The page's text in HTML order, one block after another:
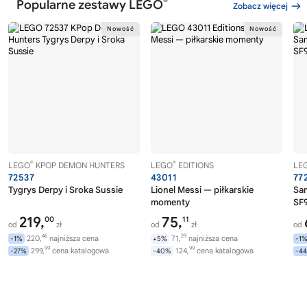
Popularne zestawy LEGO Zobacz więcej
LEGO® KPOP DEMON HUNTERS
72537
Tygrys Derpy i Sroka Sussie
od 219,00
zł
-1% 220,46 najniższa cena
-27% 299,99 cena katalogowa
LEGO® EDITIONS
43011
Lionel Messi — piłkarskie
momenty
od 75,11
zł
+5% 71,29 najniższa cena
-40% 124,99 cena katalogowa
od
-1%
-